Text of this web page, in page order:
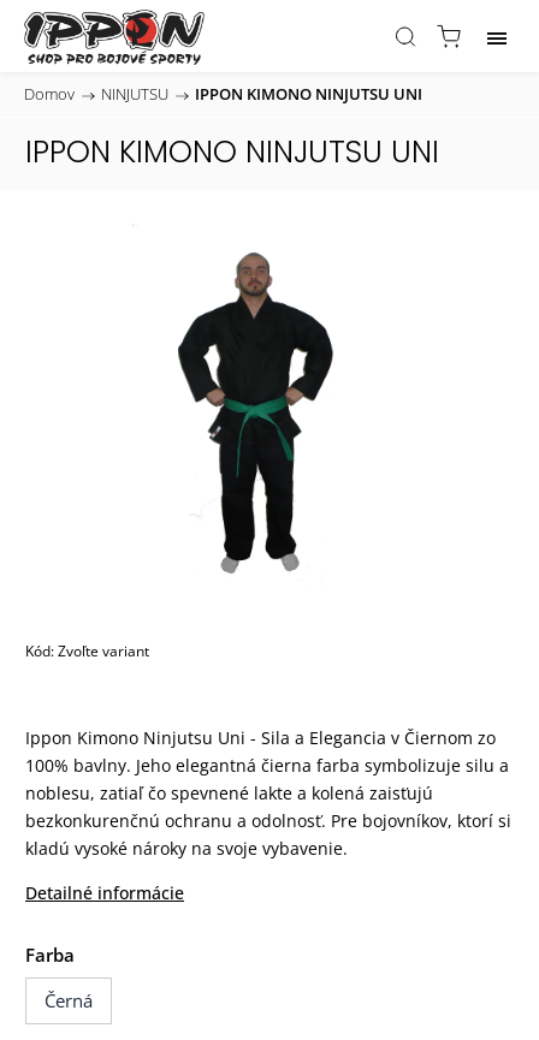
Domov / NINJUTSU / IPPON KIMONO NINJUTSU UNI
IPPON KIMONO NINJUTSU UNI
Kód:Zvoľte variant
Ippon Kimono Ninjutsu Uni - Sila a Elegancia v Čiernom zo
100% bavlny. Jeho elegantná čierna farba symbolizuje silu a
noblesu, zatiaľ čo spevnené lakte a kolená zaisťujú
bezkonkurenčnú ochranu a odolnosť. Pre bojovníkov, ktorí si
kladú vysoké nároky na svoje vybavenie.
Detailné informácie
Farba
Černá